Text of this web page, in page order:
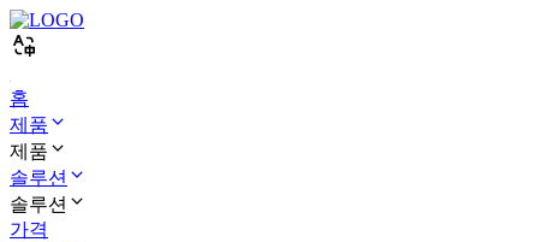
홈
제품
제품
솔루션
솔루션
가격